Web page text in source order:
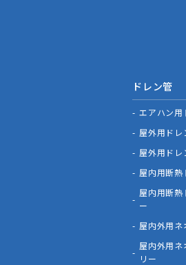
ドレン管
エアハン用
屋外用ドレ
屋外用ドレ
屋内用断熱
屋内用断熱
ー
屋内外用
屋内外用ネ
リー